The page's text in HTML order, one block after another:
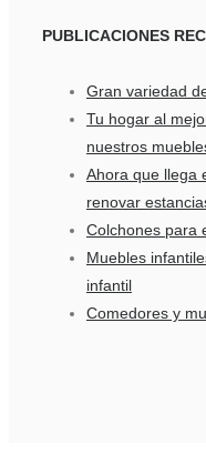
PUBLICACIONES
Gran variedad
Tu hogar al
nuestros
Ahora que llega
renovar
Colchones para
Muebles
infantil
Comedores y